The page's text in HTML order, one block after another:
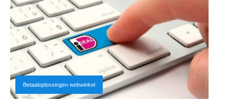
Betaaloplossingen webwinkel